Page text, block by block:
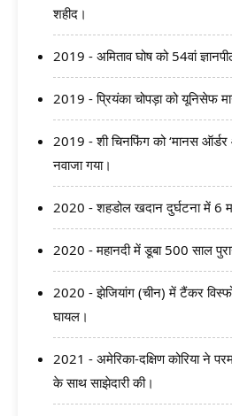
शहीद।
2019 - अमिताव घोष को 54वां
2019 - प्रियंका चोपड़ा को यूनिसेफ
2019 - शी चिनफिंग को ‘मानस
नवाजा गया।
2020 - शहडोल खदान दुर्घटना में 6
2020 - महानदी में डूबा 500 साल
2020 - झेजियांग (चीन) में टैंकर
घायल।
2021 - अमेरिका-दक्षिण कोरिया ने
के साथ साझेदारी की।